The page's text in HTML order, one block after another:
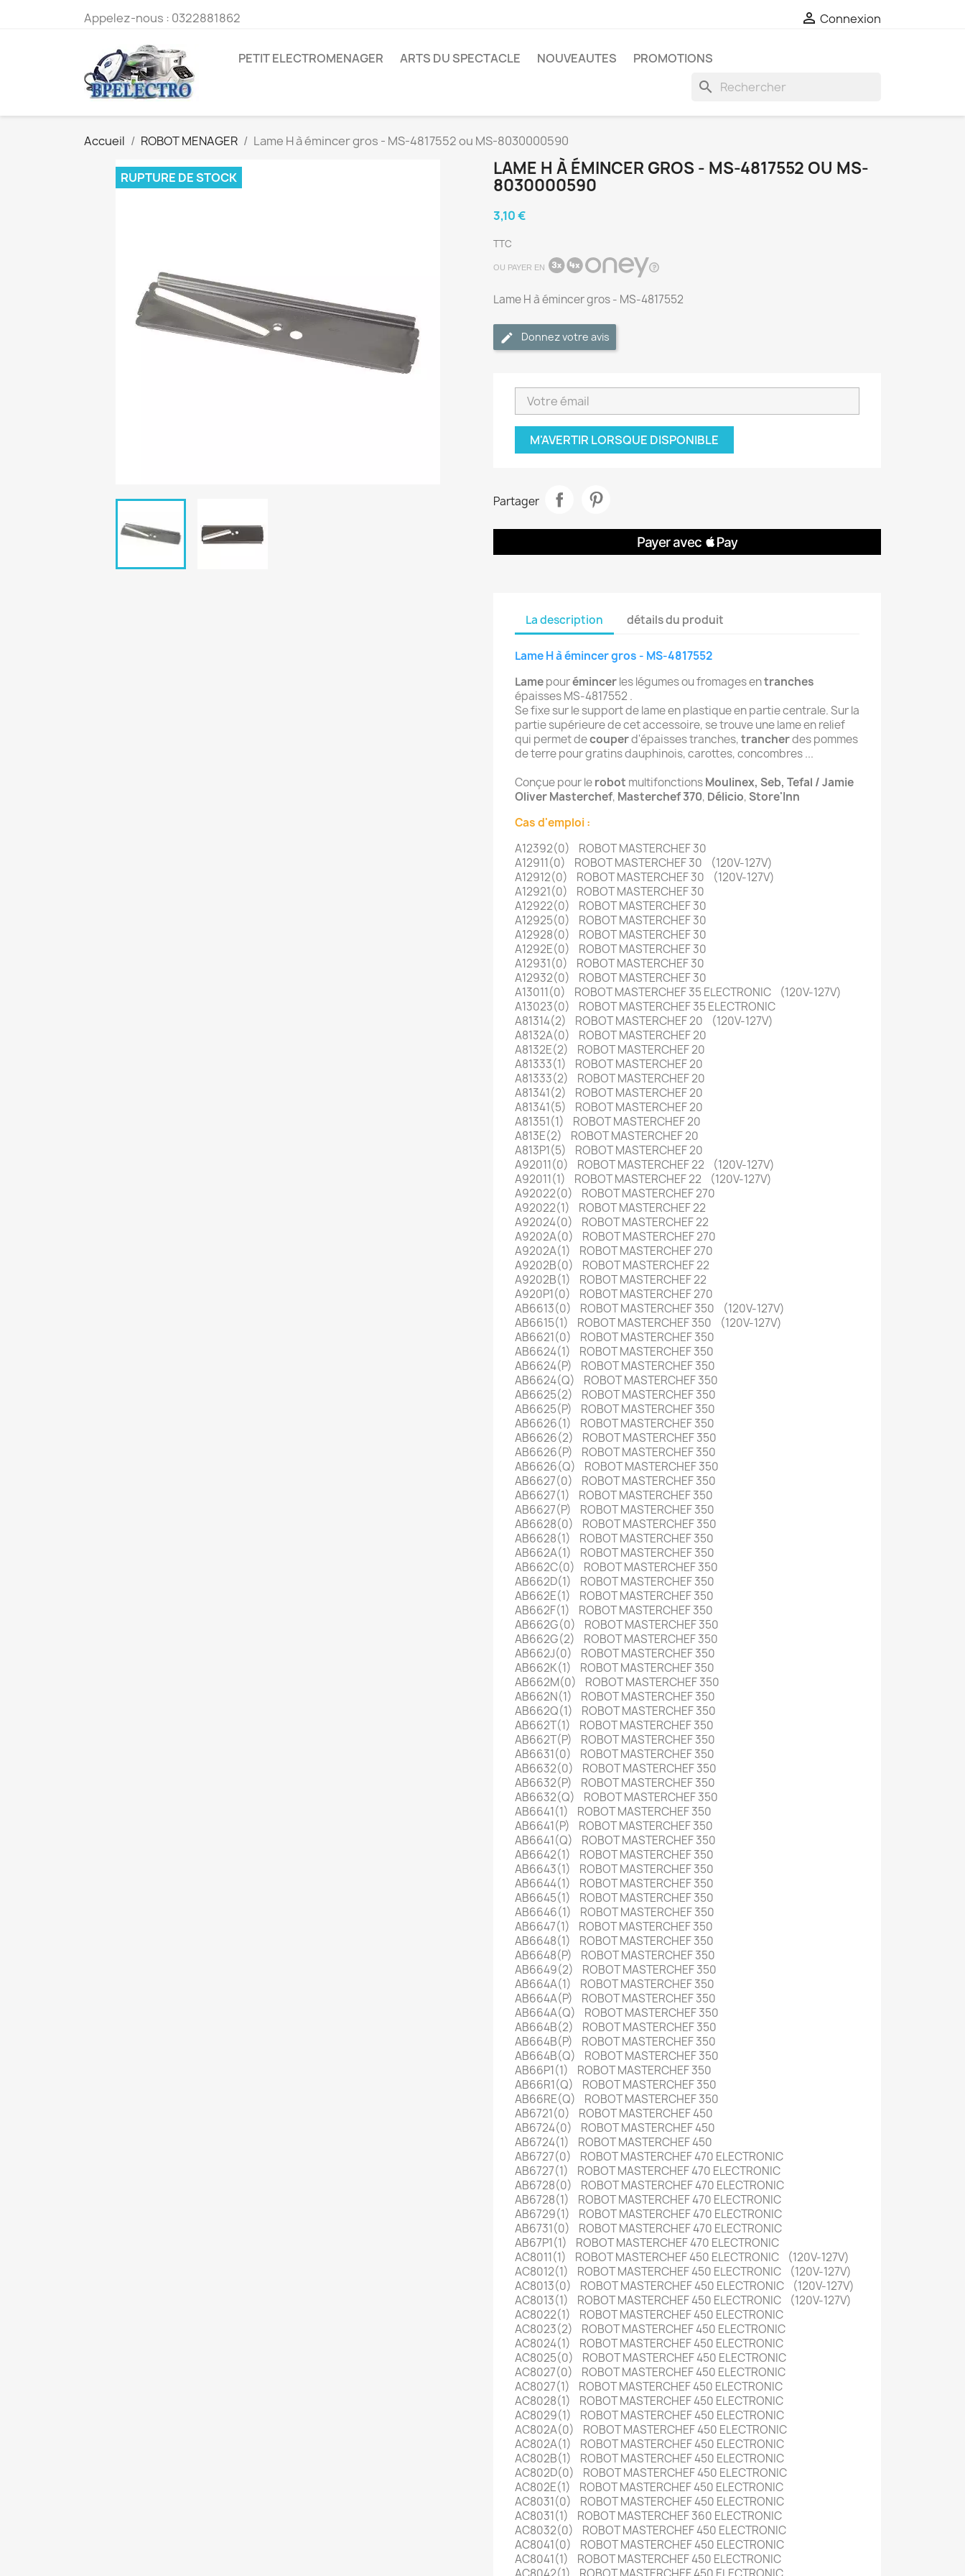
Appelez-nous : 0322881862  Connexion
PETIT ELECTROMENAGER ARTS DU SPECTACLE NOUVEAUTES PROMOTIONS
search
Accueil ROBOT MENAGER Lame H à émincer gros - MS-4817552 ou MS-8030000590
RUPTURE DE STOCK
LAME H À ÉMINCER GROS - MS-4817552 OU MS-
8030000590
3,10 €
TTC
OU PAYER EN
Lame H à émincer gros - MS-4817552
Donnez votre avis
M'AVERTIR LORSQUE DISPONIBLE
Partager
La description détails du produit
Lame H à émincer gros - MS-4817552
Lamepourémincerles légumes ou fromages entranches
épaisses MS-4817552 .
Se fixe sur le support de lame en plastique en partie centrale. Sur la
partie supérieure de cet accessoire, se trouve une lame en relief
qui permet decouperd'épaisses tranches,trancherdes pommes
de terre pour gratins dauphinois, carottes, concombres ...
Conçue pour lerobot multifonctionsMoulinex, Seb, Tefal / Jamie
OliverMasterchef, Masterchef 370, Délicio,Store'Inn
Cas d'emploi :
A12392(0) ROBOT MASTERCHEF 30
A12911(0) ROBOT MASTERCHEF 30 (120V-127V)
A12912(0) ROBOT MASTERCHEF 30 (120V-127V)
A12921(0) ROBOT MASTERCHEF 30
A12922(0) ROBOT MASTERCHEF 30
A12925(0) ROBOT MASTERCHEF 30
A12928(0) ROBOT MASTERCHEF 30
A1292E(0) ROBOT MASTERCHEF 30
A12931(0) ROBOT MASTERCHEF 30
A12932(0) ROBOT MASTERCHEF 30
A13011(0) ROBOT MASTERCHEF 35 ELECTRONIC (120V-127V)
A13023(0) ROBOT MASTERCHEF 35 ELECTRONIC
A81314(2) ROBOT MASTERCHEF 20 (120V-127V)
A8132A(0) ROBOT MASTERCHEF 20
A8132E(2) ROBOT MASTERCHEF 20
A81333(1) ROBOT MASTERCHEF 20
A81333(2) ROBOT MASTERCHEF 20
A81341(2) ROBOT MASTERCHEF 20
A81341(5) ROBOT MASTERCHEF 20
A81351(1) ROBOT MASTERCHEF 20
A813E(2) ROBOT MASTERCHEF 20
A813P1(5) ROBOT MASTERCHEF 20
A92011(0) ROBOT MASTERCHEF 22 (120V-127V)
A92011(1) ROBOT MASTERCHEF 22 (120V-127V)
A92022(0) ROBOT MASTERCHEF 270
A92022(1) ROBOT MASTERCHEF 22
A92024(0) ROBOT MASTERCHEF 22
A9202A(0) ROBOT MASTERCHEF 270
A9202A(1) ROBOT MASTERCHEF 270
A9202B(0) ROBOT MASTERCHEF 22
A9202B(1) ROBOT MASTERCHEF 22
A920P1(0) ROBOT MASTERCHEF 270
AB6613(0) ROBOT MASTERCHEF 350 (120V-127V)
AB6615(1) ROBOT MASTERCHEF 350 (120V-127V)
AB6621(0) ROBOT MASTERCHEF 350
AB6624(1) ROBOT MASTERCHEF 350
AB6624(P) ROBOT MASTERCHEF 350
AB6624(Q) ROBOT MASTERCHEF 350
AB6625(2) ROBOT MASTERCHEF 350
AB6625(P) ROBOT MASTERCHEF 350
AB6626(1) ROBOT MASTERCHEF 350
AB6626(2) ROBOT MASTERCHEF 350
AB6626(P) ROBOT MASTERCHEF 350
AB6626(Q) ROBOT MASTERCHEF 350
AB6627(0) ROBOT MASTERCHEF 350
AB6627(1) ROBOT MASTERCHEF 350
AB6627(P) ROBOT MASTERCHEF 350
AB6628(0) ROBOT MASTERCHEF 350
AB6628(1) ROBOT MASTERCHEF 350
AB662A(1) ROBOT MASTERCHEF 350
AB662C(0) ROBOT MASTERCHEF 350
AB662D(1) ROBOT MASTERCHEF 350
AB662E(1) ROBOT MASTERCHEF 350
AB662F(1) ROBOT MASTERCHEF 350
AB662G(0) ROBOT MASTERCHEF 350
AB662G(2) ROBOT MASTERCHEF 350
AB662J(0) ROBOT MASTERCHEF 350
AB662K(1) ROBOT MASTERCHEF 350
AB662M(0) ROBOT MASTERCHEF 350
AB662N(1) ROBOT MASTERCHEF 350
AB662Q(1) ROBOT MASTERCHEF 350
AB662T(1) ROBOT MASTERCHEF 350
AB662T(P) ROBOT MASTERCHEF 350
AB6631(0) ROBOT MASTERCHEF 350
AB6632(0) ROBOT MASTERCHEF 350
AB6632(P) ROBOT MASTERCHEF 350
AB6632(Q) ROBOT MASTERCHEF 350
AB6641(1) ROBOT MASTERCHEF 350
AB6641(P) ROBOT MASTERCHEF 350
AB6641(Q) ROBOT MASTERCHEF 350
AB6642(1) ROBOT MASTERCHEF 350
AB6643(1) ROBOT MASTERCHEF 350
AB6644(1) ROBOT MASTERCHEF 350
AB6645(1) ROBOT MASTERCHEF 350
AB6646(1) ROBOT MASTERCHEF 350
AB6647(1) ROBOT MASTERCHEF 350
AB6648(1) ROBOT MASTERCHEF 350
AB6648(P) ROBOT MASTERCHEF 350
AB6649(2) ROBOT MASTERCHEF 350
AB664A(1) ROBOT MASTERCHEF 350
AB664A(P) ROBOT MASTERCHEF 350
AB664A(Q) ROBOT MASTERCHEF 350
AB664B(2) ROBOT MASTERCHEF 350
AB664B(P) ROBOT MASTERCHEF 350
AB664B(Q) ROBOT MASTERCHEF 350
AB66P1(1) ROBOT MASTERCHEF 350
AB66R1(Q) ROBOT MASTERCHEF 350
AB66RE(Q) ROBOT MASTERCHEF 350
AB6721(0) ROBOT MASTERCHEF 450
AB6724(0) ROBOT MASTERCHEF 450
AB6724(1) ROBOT MASTERCHEF 450
AB6727(0) ROBOT MASTERCHEF 470 ELECTRONIC
AB6727(1) ROBOT MASTERCHEF 470 ELECTRONIC
AB6728(0) ROBOT MASTERCHEF 470 ELECTRONIC
AB6728(1) ROBOT MASTERCHEF 470 ELECTRONIC
AB6729(1) ROBOT MASTERCHEF 470 ELECTRONIC
AB6731(0) ROBOT MASTERCHEF 470 ELECTRONIC
AB67P1(1) ROBOT MASTERCHEF 470 ELECTRONIC
AC8011(1) ROBOT MASTERCHEF 450 ELECTRONIC (120V-127V)
AC8012(1) ROBOT MASTERCHEF 450 ELECTRONIC (120V-127V)
AC8013(0) ROBOT MASTERCHEF 450 ELECTRONIC (120V-127V)
AC8013(1) ROBOT MASTERCHEF 450 ELECTRONIC (120V-127V)
AC8022(1) ROBOT MASTERCHEF 450 ELECTRONIC
AC8023(2) ROBOT MASTERCHEF 450 ELECTRONIC
AC8024(1) ROBOT MASTERCHEF 450 ELECTRONIC
AC8025(0) ROBOT MASTERCHEF 450 ELECTRONIC
AC8027(0) ROBOT MASTERCHEF 450 ELECTRONIC
AC8027(1) ROBOT MASTERCHEF 450 ELECTRONIC
AC8028(1) ROBOT MASTERCHEF 450 ELECTRONIC
AC8029(1) ROBOT MASTERCHEF 450 ELECTRONIC
AC802A(0) ROBOT MASTERCHEF 450 ELECTRONIC
AC802A(1) ROBOT MASTERCHEF 450 ELECTRONIC
AC802B(1) ROBOT MASTERCHEF 450 ELECTRONIC
AC802D(0) ROBOT MASTERCHEF 450 ELECTRONIC
AC802E(1) ROBOT MASTERCHEF 450 ELECTRONIC
AC8031(0) ROBOT MASTERCHEF 450 ELECTRONIC
AC8031(1) ROBOT MASTERCHEF 360 ELECTRONIC
AC8032(0) ROBOT MASTERCHEF 450 ELECTRONIC
AC8041(0) ROBOT MASTERCHEF 450 ELECTRONIC
AC8041(1) ROBOT MASTERCHEF 450 ELECTRONIC